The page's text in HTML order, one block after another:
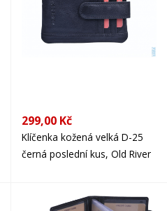
299,00 Kč
Klíčenka kožená velká D-25
černá poslední kus, Old River